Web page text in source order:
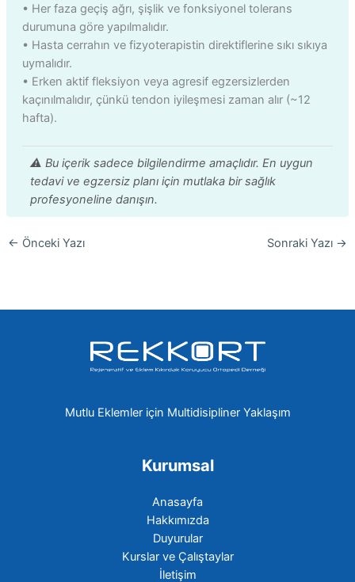
• Her faza geçiş ağrı, şişlik ve fonksiyonel tolerans
durumuna göre yapılmalıdır.
• Hasta cerrahın ve fizyoterapistin direktiflerine sıkı sıkıya
uymalıdır.
• Erken aktif fleksiyon veya agresif egzersizlerden
kaçınılmalıdır, çünkü tendon iyileşmesi zaman alır (~12
hafta).
⚠️ Bu içerik sadece bilgilendirme amaçlıdır. En uygun
tedavi ve egzersiz planı için mutlaka bir sağlık
profesyoneline danışın.
← Önceki Yazı Sonraki Yazı →
Mutlu Eklemler için Multidisipliner Yaklaşım
Kurumsal
Anasayfa
Hakkımızda
Duyurular
Kurslar ve Çalıştaylar
İletişim